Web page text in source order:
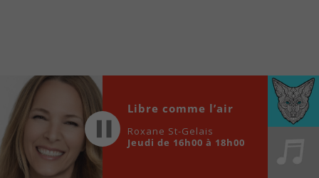
Audio
Player
00:00
Libre comme l’air
Roxane St-Gelais
Jeudi de 16h00 à 18h00